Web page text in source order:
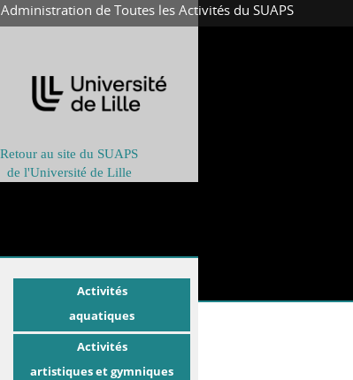
Administration de Toutes les Activités du SUAPS
Retour au site du SUAPS
de l'Université de Lille
Activités
aquatiques
Activités
artistiques et gymniques